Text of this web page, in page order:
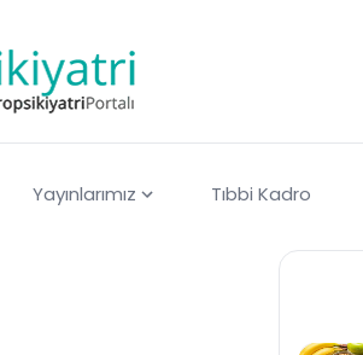
Yayınlarımız Tıbbi Kadro